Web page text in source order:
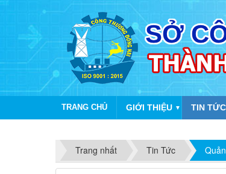
TRANG CHỦ GIỚI THIỆU ▼ TIN
Trang nhất
Tin Tức